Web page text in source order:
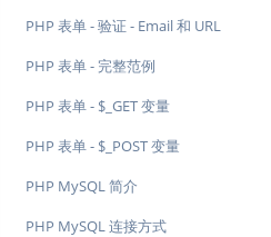
PHP 表单 - 验证 - Email 和 URL
PHP 表单 - 完整范例
PHP 表单 - $_GET 变量
PHP 表单 - $_POST 变量
PHP MySQL 简介
PHP MySQL 连接方式